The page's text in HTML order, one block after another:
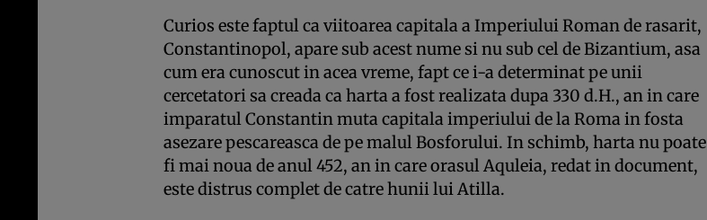
Curios este faptul ca viitoarea capitala a Imperiului Roman de rasarit,
Constantinopol, apare sub acest nume si nu sub cel de Bizantium, asa
cum era cunoscut in acea vreme, fapt ce i-a determinat pe unii
cercetatori sa creada ca harta a fost realizata dupa 330 d.H., an in care
imparatul Constantin muta capitala imperiului de la Roma in fosta
asezare pescareasca de pe malul Bosforului. In schimb, harta nu poate
fi mai noua de anul 452, an in care orasul Aquleia, redat in document,
este distrus complet de catre hunii lui Atilla.